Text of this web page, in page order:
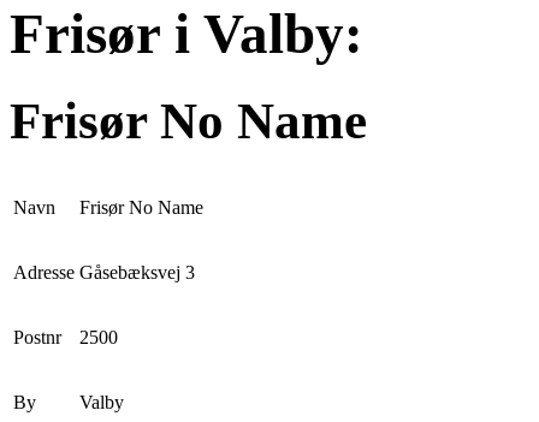
Frisør i Valby:
Frisør No Name
Navn Frisør No Name
Adresse Gåsebæksvej 3
Postnr 2500
By Valby